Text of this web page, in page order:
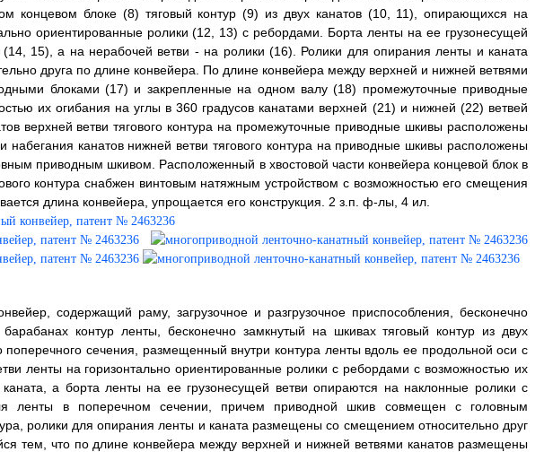
концевом блоке (8) тяговый контур (9) из двух канатов (10, 11), опирающихся на
ориентированные ролики (12, 13) с ребордами. Борта ленты на ее грузонесущей
15), а на нерабочей ветви - на ролики (16). Ролики для опирания ленты и каната
друга по длине конвейера. По длине конвейера между верхней и нижней ветвями
блоками (17) и закрепленные на одном валу (18) промежуточные приводные
их огибания на углы в 360 градусов канатами верхней (21) и нижней (22) ветвей
верхней ветви тягового контура на промежуточные приводные шкивы расположены
набегания канатов нижней ветви тягового контура на приводные шкивы расположены
приводным шкивом. Расположенный в хвостовой части конвейера концевой блок в
контура снабжен винтовым натяжным устройством с возможностью его смещения
длина конвейера, упрощается его конструкция. 2 з.п. ф-лы, 4 ил.
содержащий раму, загрузочное и разгрузочное приспособления, бесконечно
контур ленты, бесконечно замкнутый на шкивах тяговый контур из двух
поперечного сечения, размещенный внутри контура ленты вдоль ее продольной оси с
ленты на горизонтально ориентированные ролики с ребордами с возможностью их
а борта ленты на ее грузонесущей ветви опираются на наклонные ролики с
ленты в поперечном сечении, причем приводной шкив совмещен с головным
ролики для опирания ленты и каната размещены со смещением относительно друг
тем, что по длине конвейера между верхней и нижней ветвями канатов размещены